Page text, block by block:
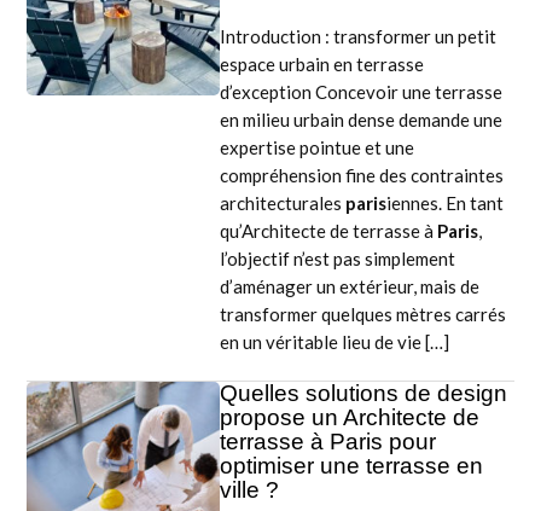
Introduction : transformer un petit
espace urbain en terrasse
d’exception Concevoir une terrasse
en milieu urbain dense demande une
expertise pointue et une
compréhension fine des contraintes
architecturales parisiennes. En tant
qu’Architecte de terrasse à Paris,
l’objectif n’est pas simplement
d’aménager un extérieur, mais de
transformer quelques mètres carrés
en un véritable lieu de vie […]
Quelles solutions de design
propose un Architecte de
terrasse à Paris pour
optimiser une terrasse en
ville ?